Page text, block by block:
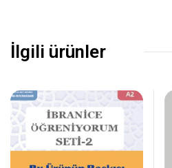
İlgili ürünler